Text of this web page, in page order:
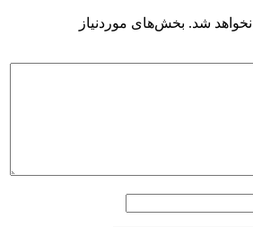
شد. بخش‌های موردنیاز